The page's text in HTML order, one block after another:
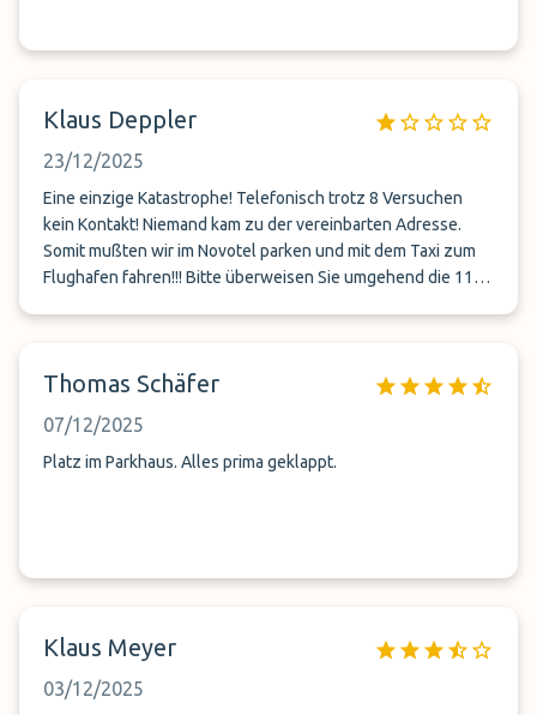
Klaus Deppler
23/12/2025
Eine einzige Katastrophe! Telefonisch trotz 8 Versuchen
kein Kontakt! Niemand kam zu der vereinbarten Adresse.
Somit mußten wir im Novotel parken und mit dem Taxi zum
Flughafen fahren!!! Bitte überweisen Sie umgehend die 119€
Thomas Schäfer
07/12/2025
Platz im Parkhaus. Alles prima geklappt.
Klaus Meyer
03/12/2025